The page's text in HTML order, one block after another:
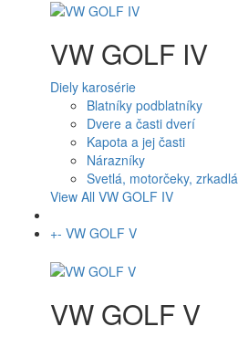
VW GOLF IV
Diely karosérie
Blatníky podblatníky
Dvere a časti dverí
Kapota a jej časti
Nárazníky
Svetlá, motorčeky, zrkadlá
View All VW GOLF IV
+- VW GOLF V
VW GOLF V